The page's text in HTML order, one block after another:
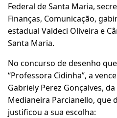
Federal de Santa Maria,
Finanças, Comunicação,
estadual Valdeci Oliveira e
Santa Maria.
No concurso de desenho
“Professora Cidinha”, a
Gabriely Perez Gonçalves,
Medianeira Parcianello, que
justificou a sua escolha: